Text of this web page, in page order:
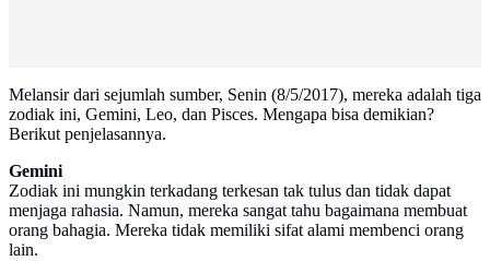
Melansir dari sejumlah sumber, Senin (8/5/2017), mereka adalah tiga
zodiak ini, Gemini, Leo, dan Pisces. Mengapa bisa demikian?
Berikut penjelasannya.
Gemini
Zodiak ini mungkin terkadang terkesan tak tulus dan tidak dapat
menjaga rahasia. Namun, mereka sangat tahu bagaimana membuat
orang bahagia. Mereka tidak memiliki sifat alami membenci orang
lain.